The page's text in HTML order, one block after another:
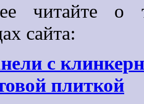
читайте о
сайта:
с
плиткой